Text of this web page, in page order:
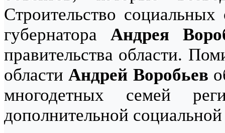
Строительство
губернатора Андрея
правительства области.
областиАндрей Воробьев
многодетных семей
дополнительной